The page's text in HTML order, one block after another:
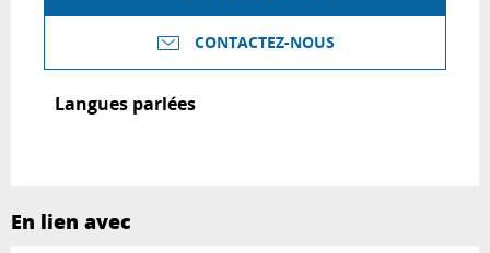
CONTACTEZ-NOUS
Langues parlées
Langues parlées
En lien avec